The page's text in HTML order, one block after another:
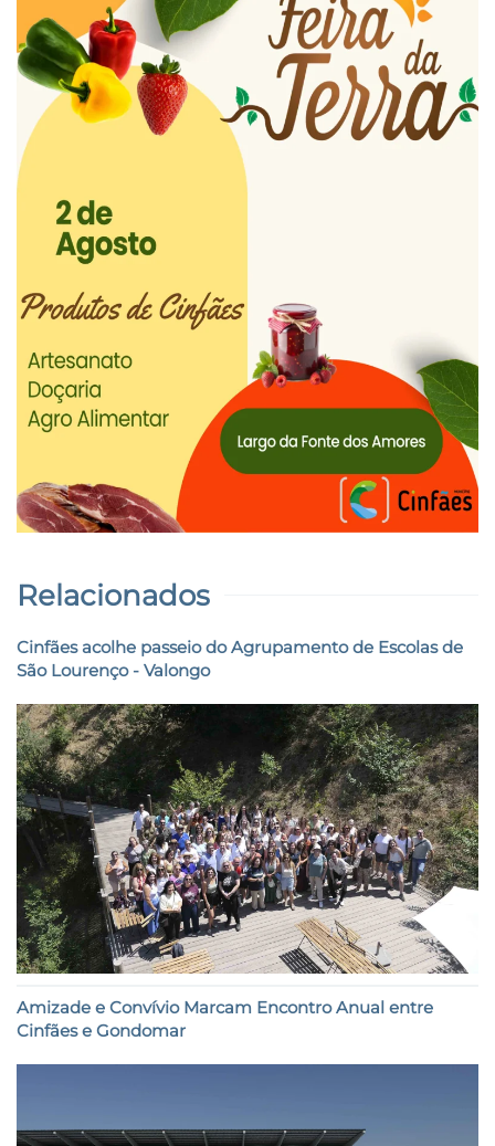
Relacionados
Cinfães acolhe passeio do Agrupamento de Escolas de
São Lourenço - Valongo
Amizade e Convívio Marcam Encontro Anual entre
Cinfães e Gondomar